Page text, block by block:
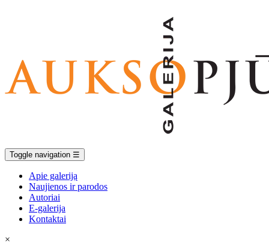
Toggle navigation ☰
Apie galeriją
Naujienos ir parodos
Autoriai
E-galerija
Kontaktai
×